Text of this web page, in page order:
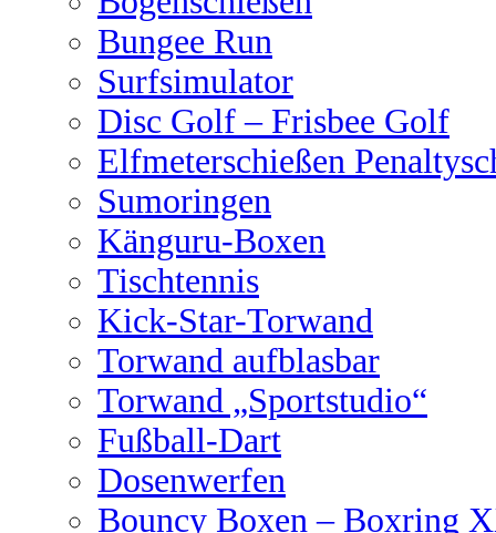
Bungee Run
Surfsimulator
Disc Golf – Frisbee Golf
Elfmeterschießen
Sumoringen
Känguru-Boxen
Tischtennis
Kick-Star-Torwand
Torwand aufblasbar
Torwand „Sportstudio“
Fußball-Dart
Dosenwerfen
Bouncy Boxen – Boxring